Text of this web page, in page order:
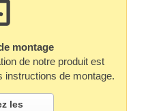
montage
de notre produit est
instructions de montage.
les